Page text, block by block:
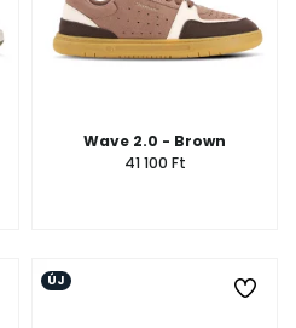
Wave 2.0 - Brown
41 100 Ft
ÚJ